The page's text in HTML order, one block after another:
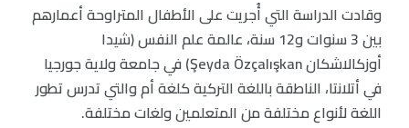
وقادت الدراسة التي أُجريت على الأطفال المتراوحة أعمارهم
بين 3 سنوات و12 سنة، عالمة علم النفس (شيدا
أوزكالاشكان Şeyda Özçalışkan) في جامعة ولاية جورجيا
في أتلانتا، الناطقة باللغة التركية كلغة أم والتي تدرس تطور
اللغة لأنواع مختلفة من المتعلمين ولغات مختلفة.